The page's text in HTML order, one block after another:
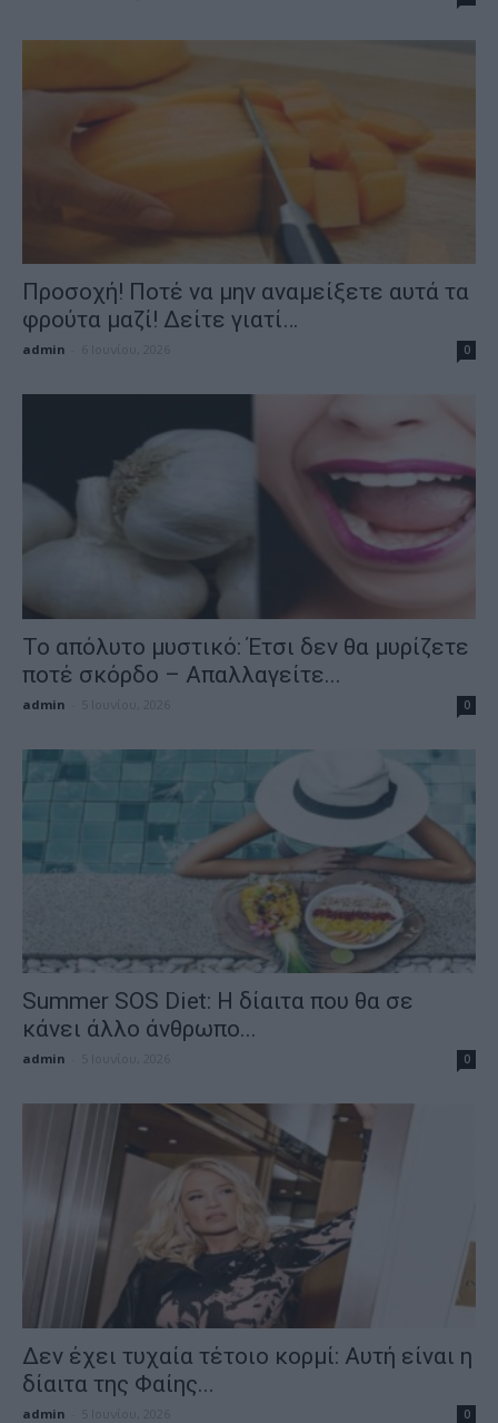
Προσοχή! Ποτέ να μην αναμείξετε αυτά τα
φρούτα μαζί! Δείτε γιατί…
admin 0
Το απόλυτο μυστικό: Έτσι δεν θα μυρίζετε
ποτέ σκόρδο – Απαλλαγείτε...
admin 0
Summer SOS Diet: Η δίαιτα που θα σε
κάνει άλλο άνθρωπο...
admin 0
Δεν έχει τυχαία τέτοιο κορμί: Αυτή είναι η
δίαιτα της Φαίης...
admin 0